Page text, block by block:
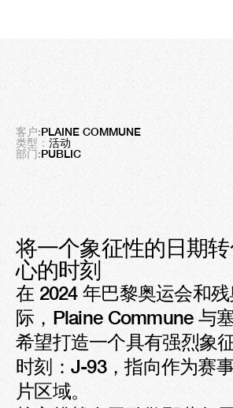
平原公社
地域特色，全球共
客户:PLAINE COMMUNE
类型：活动
部门:PUBLIC
将一个象征性的日期
心的时刻
在 2024 年巴黎奥运会和
际，Plaine Commune 与
希望打造一个具有强烈象
时刻：J-93，指向作为赛
片区域。